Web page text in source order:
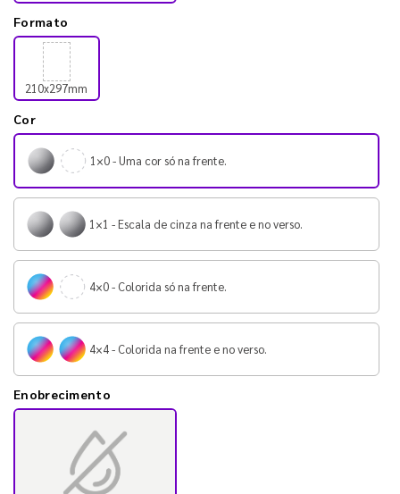
Formato
210x297mm
Cor
1×0 - Uma cor só na frente.
1×1 - Escala de cinza na frente e no verso.
4×0 - Colorida só na frente.
4×4 - Colorida na frente e no verso.
Enobrecimento